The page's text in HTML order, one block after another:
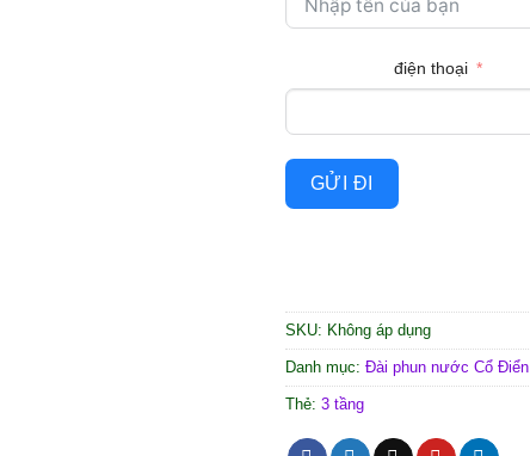
điện thoại
GỬI ĐI
SKU: Không áp dụng
Danh mục: Đài phun nước Cổ Điển
Thẻ: 3 tầng